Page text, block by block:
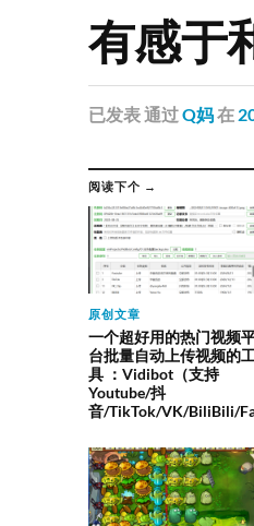
有感于
已发表通过Q妈在
阅读下个 →
原创文章
一个超好用的热门视频
台批量自动上传视频的
具 ：Vidibot（支持
Youtube/抖
音/TikTok/VK/BiliBili/